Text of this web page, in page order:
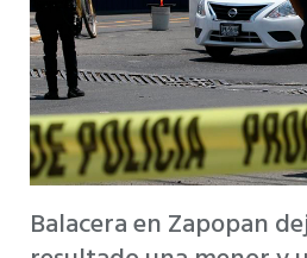
Balacera en Zapopan